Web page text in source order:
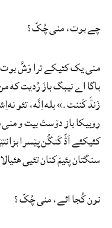
چے بوت، منی چُکّ؟
منی یک کئیکے ترا وَشَّ
باگا اے نیبگ بازَ رُدیت که
زَنڈَ کَننت.» بله اِنَّه، تئو
روبیکا باز دۆستَ بیت و
کئیکئے اَڈّ کَنگُن پێسرا
سنگتان پئیمَ کنان تئیی
نون کُجا ائے، منی چُکّ؟